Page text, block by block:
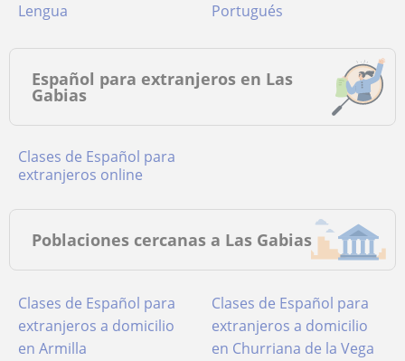
Lengua
Portugués
Español para extranjeros en Las
Gabias
Clases de Español para
extranjeros online
Poblaciones cercanas a Las Gabias
Clases de Español para
extranjeros a domicilio
en Armilla
Clases de Español para
extranjeros a domicilio
en Churriana de la Vega